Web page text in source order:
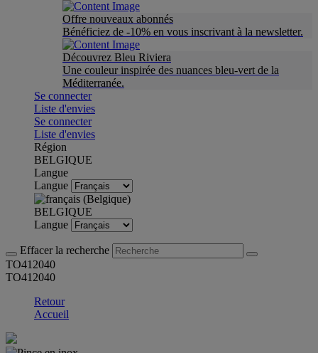
Offre nouveaux abonnés
Bénéficiez de -10% en vous inscrivant à la newsletter.
Découvrez Bleu Riviera
Une couleur inspirée des nuances bleu-vert de la
Méditerranée.
Se connecter
Liste d'envies
Se connecter
Liste d'envies
Région
BELGIQUE
Langue
Langue
BELGIQUE
Langue
Effacer la recherche
TO412040
TO412040
Retour
Accueil